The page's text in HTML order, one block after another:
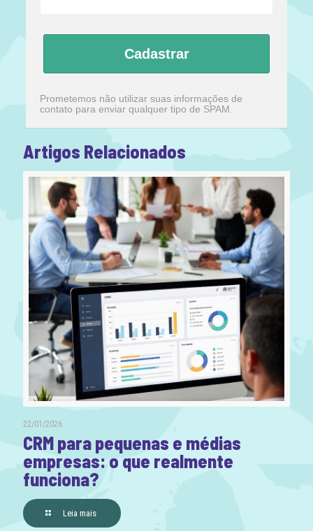
Cadastrar
Prometemos não utilizar suas informações de
contato para enviar qualquer tipo de SPAM.
Artigos Relacionados
22/01/2026
CRM para pequenas e médias
empresas: o que realmente
funciona?
Leia mais